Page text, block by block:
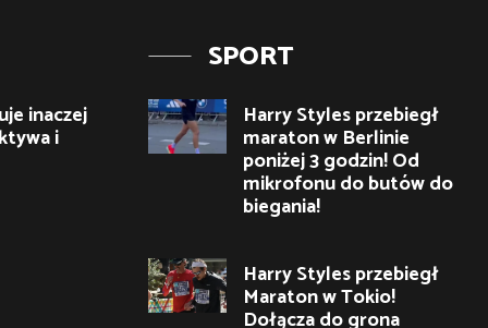
inaczej
i
SPORT
Harry Styles przebiegł
maraton w Berlinie
poniżej 3 godzin! Od
mikrofonu do butów do
biegania!
Harry Styles przebiegł
Maraton w Tokio!
Dołącza do grona